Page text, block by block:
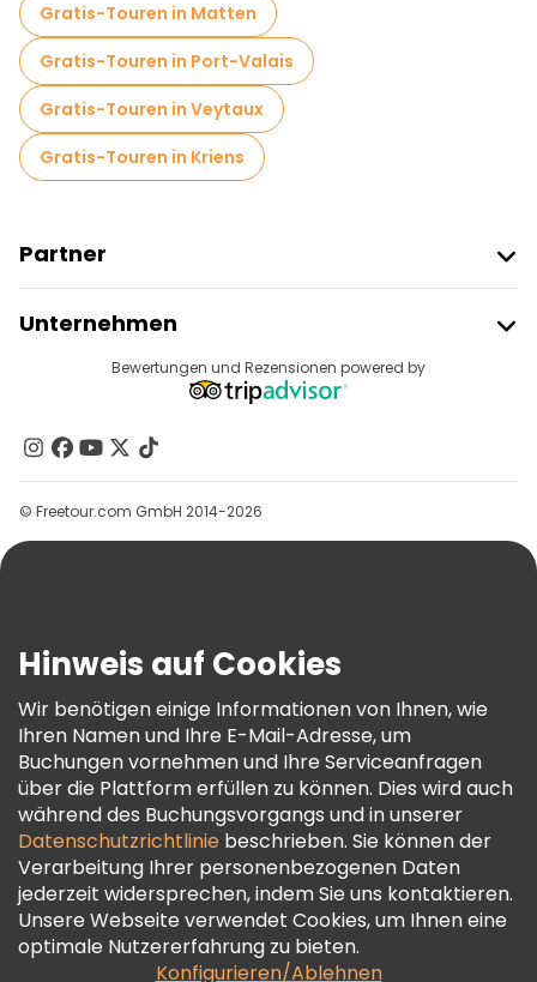
Gratis-Touren in Matten
Gratis-Touren in Port-Valais
Gratis-Touren in Veytaux
Gratis-Touren in Kriens
Partner
Anbieter-Anmeldung
Affiliate-Programm
Unternehmen
Reiseziele
Kontakt
Gruppen
Hilfe
AGB Und Rechtliches
Cookie-Richtlinie
Freetour Auszeichnungen
Treueprogramm
Bewertungen und Rezensionen powered by
© Freetour.com GmbH 2014-2026
Hinweis auf Cookies
Wir benötigen einige Informationen von Ihnen, wie
Ihren Namen und Ihre E-Mail-Adresse, um
Buchungen vornehmen und Ihre Serviceanfragen
über die Plattform erfüllen zu können. Dies wird auch
während des Buchungsvorgangs und in unserer
Datenschutzrichtlinie beschrieben. Sie können der
Verarbeitung Ihrer personenbezogenen Daten
jederzeit widersprechen, indem Sie uns kontaktieren.
Unsere Webseite verwendet Cookies, um Ihnen eine
optimale Nutzererfahrung zu bieten.
Konfigurieren/Ablehnen